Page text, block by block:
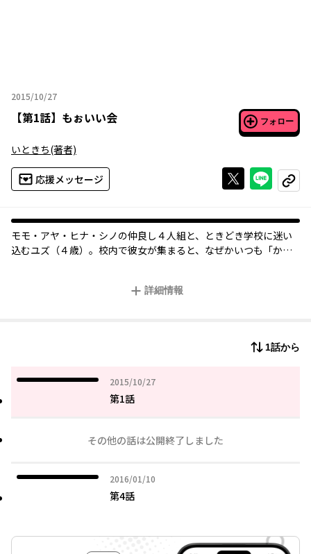
2015/10/27
2015年10月27日
【第1話】 もぉいい会 フォロー
いときち(著者)
応援メッセージ Xで投稿する
ライン
コピー
モモ・アヤ・ヒナ・シノの仲良し４人組と、ときどき学校に迷い
込むユズ（４歳）。校内で彼女が集まると、なぜかいつも「かく
詳細情報
1話から
2015/10/27
2015年10月27日
第1話
その他の話は公開終了しました
2016/01/10
2016年01月10日
第4話